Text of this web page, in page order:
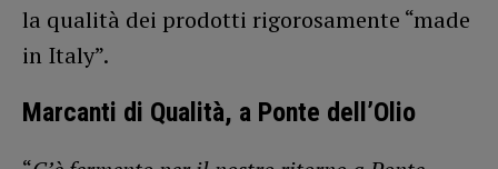
la qualità dei prodotti rigorosamente “made
in Italy”.
Marcanti di Qualità, a Ponte dell’Olio